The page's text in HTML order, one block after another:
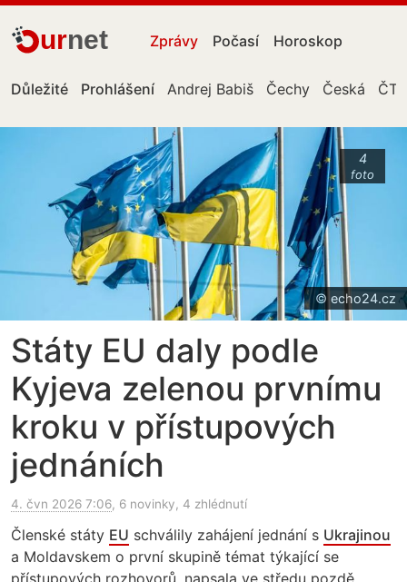
urnet Zprávy Počasí Horoskop
Důležité Prohlášení Andrej Babiš Čechy Česká ČTK
4
foto
© echo24.cz
Státy EU daly podle
Kyjeva zelenou prvnímu
kroku v přístupových
jednáních
4. čvn 2026 7:06, 6 novinky, 4 zhlédnutí
Členské státy EU schválily zahájení jednání s Ukrajinou
a Moldavskem o první skupině témat týkající se